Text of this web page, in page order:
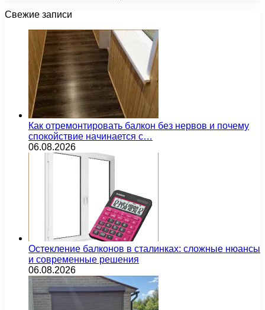
Свежие записи
Как отремонтировать балкон без нервов и почему
спокойствие начинается с…
06.08.2026
Остекление балконов в сталинках: сложные нюансы
и современные решения
06.08.2026